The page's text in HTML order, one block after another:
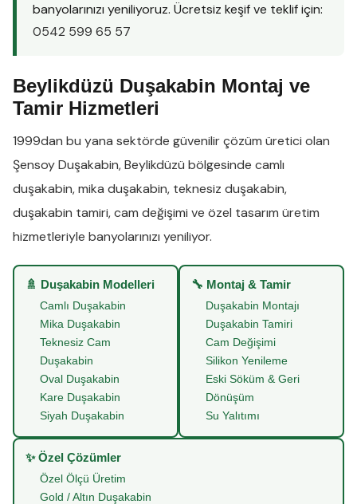
banyolarınızı yeniliyoruz. Ücretsiz keşif ve teklif için:
0542 599 65 57
Beylikdüzü Duşakabin Montaj ve
Tamir Hizmetleri
1999dan bu yana sektörde güvenilir çözüm üretici olan
Şensoy Duşakabin,Beylikdüzü bölgesinde camlı
duşakabin,mika duşakabin, teknesiz duşakabin,
duşakabin tamiri,cam değişimi ve özel tasarım üretim
hizmetleriyle banyolarınızı yeniliyor.
🚿 Duşakabin Modelleri
Camlı Duşakabin
Mika Duşakabin
Teknesiz Cam
Duşakabin
Oval Duşakabin
Kare Duşakabin
Siyah Duşakabin
🔧 Montaj & Tamir
Duşakabin Montajı
Duşakabin Tamiri
Cam Değişimi
Silikon Yenileme
Eski Söküm & Geri
Dönüşüm
Su Yalıtımı
✨ Özel Çözümler
Özel Ölçü Üretim
Gold / Altın Duşakabin